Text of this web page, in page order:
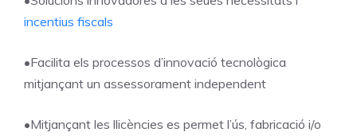
incentius fiscals
•Facilita els processos d’innovació tecnològica
mitjançant un assessorament independent
•Mitjançant les llicències es permet l’ús, fabricació i/o